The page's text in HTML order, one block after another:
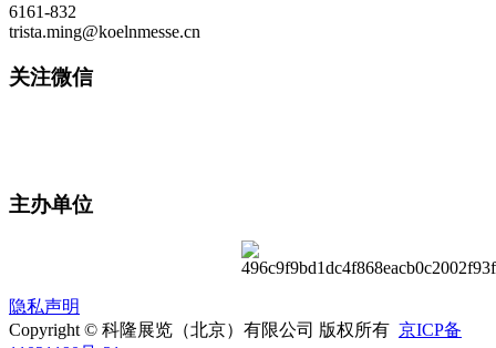
6161-832
trista.ming@koelnmesse.cn
关注微信
主办单位
隐私声明
Copyright © 科隆展览（北京）有限公司 版权所有 京ICP备